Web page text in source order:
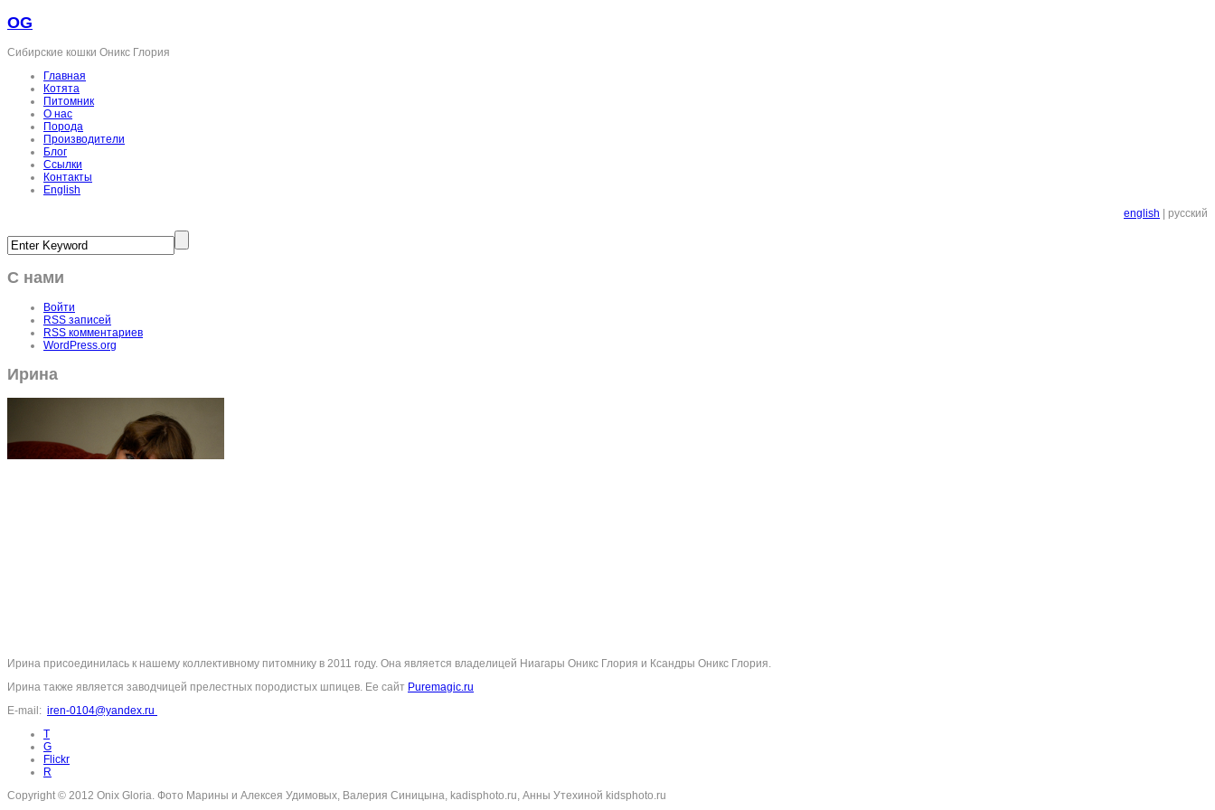
OG
Сибирские кошки Оникс Глория
Главная
Котята
Питомник
О нас
Порода
Производители
Блог
Ссылки
Контакты
English
english | русский
С нами
Войти
RSS записей
RSS комментариев
WordPress.org
Ирина
Ирина присоединилась к нашему коллективному питомнику в 2011 году. Она является владелицей Ниагары Оникс Глория и Ксандры Оникс Глория.
Ирина также является заводчицей прелестных породистых шпицев. Ее сайт Puremagic.ru
E-mail: iren-0104@yandex.ru
T
G
Flickr
R
Copyright © 2012 Onix Gloria. Фото Марины и Алексея Удимовых, Валерия Синицына, kadisphoto.ru, Анны Утехиной kidsphoto.ru